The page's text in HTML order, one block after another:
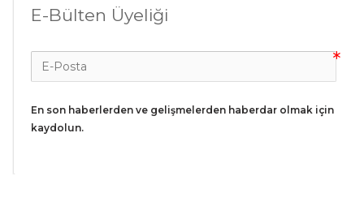
E-Bülten Üyeliği
En son haberlerden ve gelişmelerden haberdar olmak için
kaydolun.